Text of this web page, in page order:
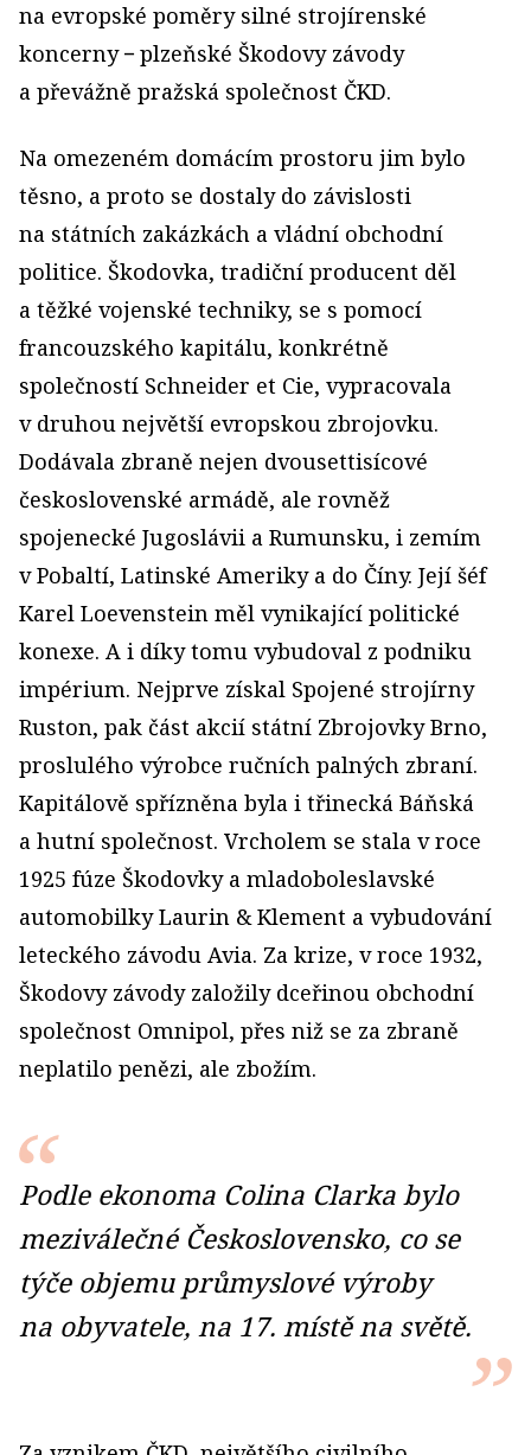
na evropské poměry silné strojírenské
koncerny − plzeňské Škodovy závody
a převážně pražská společnost ČKD.
Na omezeném domácím prostoru jim bylo
těsno, a proto se dostaly do závislosti
na státních zakázkách a vládní obchodní
politice. Škodovka, tradiční producent děl
a těžké vojenské techniky, se s pomocí
francouzského kapitálu, konkrétně
společností Schneider et Cie, vypracovala
v druhou největší evropskou zbrojovku.
Dodávala zbraně nejen dvousettisícové
československé armádě, ale rovněž
spojenecké Jugoslávii a Rumunsku, i zemím
v Pobaltí, Latinské Ameriky a do Číny. Její šéf
Karel Loevenstein měl vynikající politické
konexe. A i díky tomu vybudoval z podniku
impérium. Nejprve získal Spojené strojírny
Ruston, pak část akcií státní Zbrojovky Brno,
proslulého výrobce ručních palných zbraní.
Kapitálově spřízněna byla i třinecká Báňská
a hutní společnost. Vrcholem se stala v roce
1925 fúze Škodovky a mladoboleslavské
automobilky Laurin & Klement a vybudování
leteckého závodu Avia. Za krize, v roce 1932,
Škodovy závody založily dceřinou obchodní
společnost Omnipol, přes niž se za zbraně
neplatilo penězi, ale zbožím.
Podle ekonoma Colina Clarka bylo
meziválečné Československo, co se
týče objemu průmyslové výroby
na obyvatele, na 17. místě na světě.